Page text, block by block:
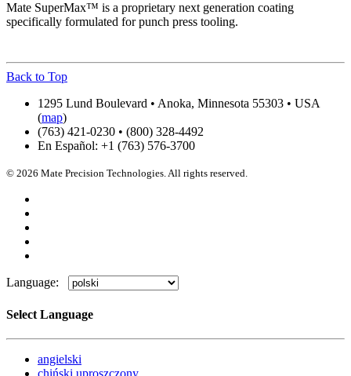
Mate SuperMax™ is a proprietary next generation coating
specifically formulated for punch press tooling.
Back to Top
1295 Lund Boulevard • Anoka, Minnesota 55303 • USA
(map)
(763) 421-0230 • (800) 328-4492
En Español: +1 (763) 576-3700
© 2026 Mate Precision Technologies. All rights reserved.
Language:
Select Language
angielski
chiński uproszczony